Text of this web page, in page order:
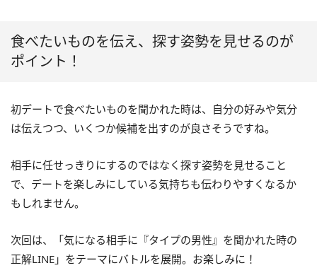
食べたいものを伝え、探す姿勢を見せるのが
ポイント！
初デートで食べたいものを聞かれた時は、自分の好みや気分
は伝えつつ、いくつか候補を出すのが良さそうですね。
相手に任せっきりにするのではなく探す姿勢を見せること
で、デートを楽しみにしている気持ちも伝わりやすくなるか
もしれません。
次回は、「気になる相手に『タイプの男性』を聞かれた時の
正解LINE」をテーマにバトルを展開。お楽しみに！